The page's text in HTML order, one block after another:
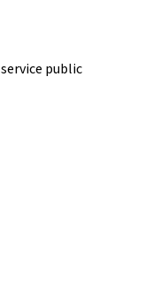
public